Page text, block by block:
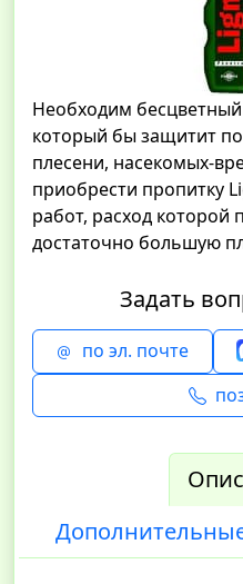
Необходим бесцветный
который бы защитит
плесени, насекомых-
приобрести пропитку
работ, расход которой
достаточно большую
Задать
по эл. почте